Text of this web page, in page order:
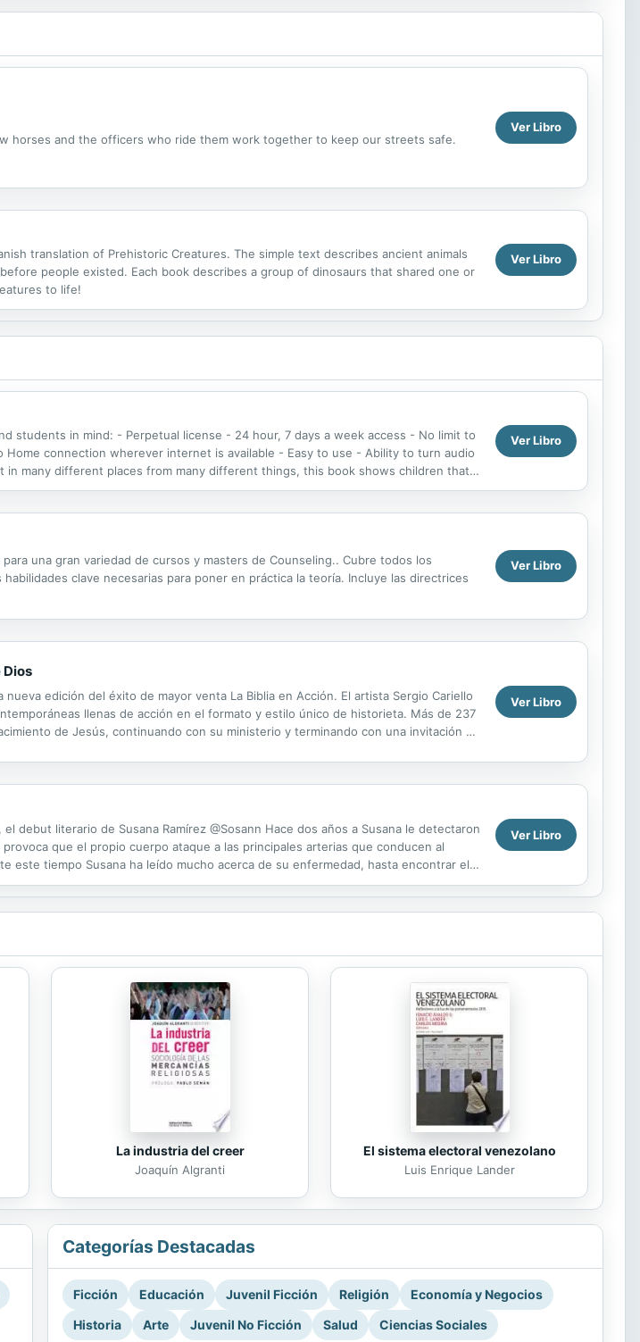
horses and the officers who ride them work together to keep our streets safe.
Ver Libro
translation of Prehistoric Creatures. The simple text describes ancient animals
people existed. Each book describes a group of dinosaurs that shared one or
to life!
Ver Libro
students in mind: - Perpetual license - 24 hour, 7 days a week access - No limit to
connection wherever internet is available - Easy to use - Ability to turn audio
many different places from many different things, this book shows children that
Ver Libro
una gran variedad de cursos y masters de Counseling.. Cubre todos los
clave necesarias para poner en práctica la teoría. Incluye las directrices
Ver Libro
Dios
edición del éxito de mayor venta La Biblia en Acción. El artista Sergio Cariello
llenas de acción en el formato y estilo único de historieta. Más de 237
de Jesús, continuando con su ministerio y terminando con una invitación de
Ver Libro
debut literario de Susana Ramírez @Sosann Hace dos años a Susana le detectaron
que el propio cuerpo ataque a las principales arterias que conducen al
este tiempo Susana ha leído mucho acerca de su enfermedad, hasta encontrar el
aparece en las personas que no son capaces de canalizar ...
Ver Libro
La industria del creer
Joaquín Algranti
El sistema electoral venezolano
Luis Enrique Lander
Categorías Destacadas
Ficción Educación Juvenil Ficción Religión
Economía y Negocios
Historia
Arte Juvenil No Ficción Salud Ciencias Sociales